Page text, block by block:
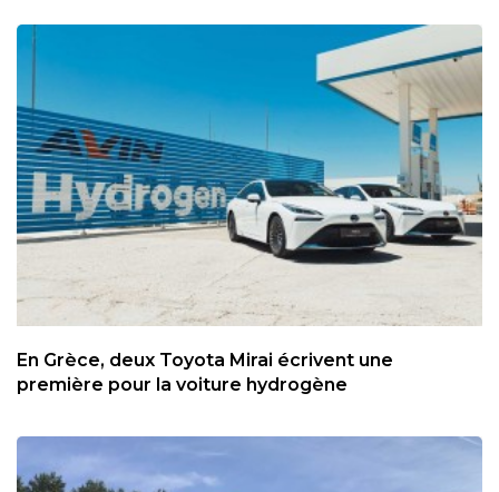
En Grèce, deux Toyota Mirai écrivent une
première pour la voiture hydrogène